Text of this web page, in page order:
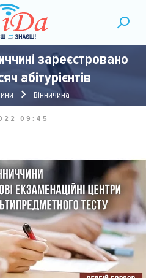
зареєстровано
абітурієнтів
Вінничина
09:45